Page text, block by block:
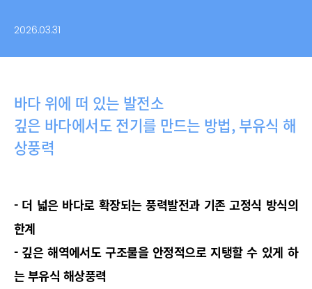
2026.03.31
바다 위에 떠 있는 발전소
깊은 바다에서도 전기를 만드는 방법, 부유식 해
상풍력
- 더 넓은 바다로 확장되는 풍력발전과 기존 고정식 방식의
한계
- 깊은 해역에서도 구조물을 안정적으로 지탱할 수 있게 하
는 부유식 해상풍력